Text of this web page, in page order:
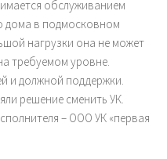
обслуживанием
дома в подмосковном
нагрузки она не может
требуемом уровне.
и должной поддержки.
решение сменить УК.
– ООО УК «первая